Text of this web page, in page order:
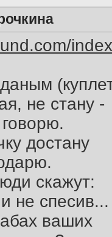
не стану -
достану
скажут:
не спесив...
ваших